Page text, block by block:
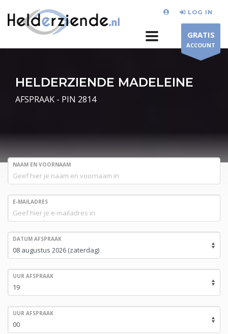
LOG IN
GRATIS
ACCOUNT
HELDERZIENDE MADELEINE
AFSPRAAK - PIN 2814
NAAM EN VOORNAAM
E-MAILADRES
DATUM AFSPRAAK
UUR AFSPRAAK
UUR AFSPRAAK